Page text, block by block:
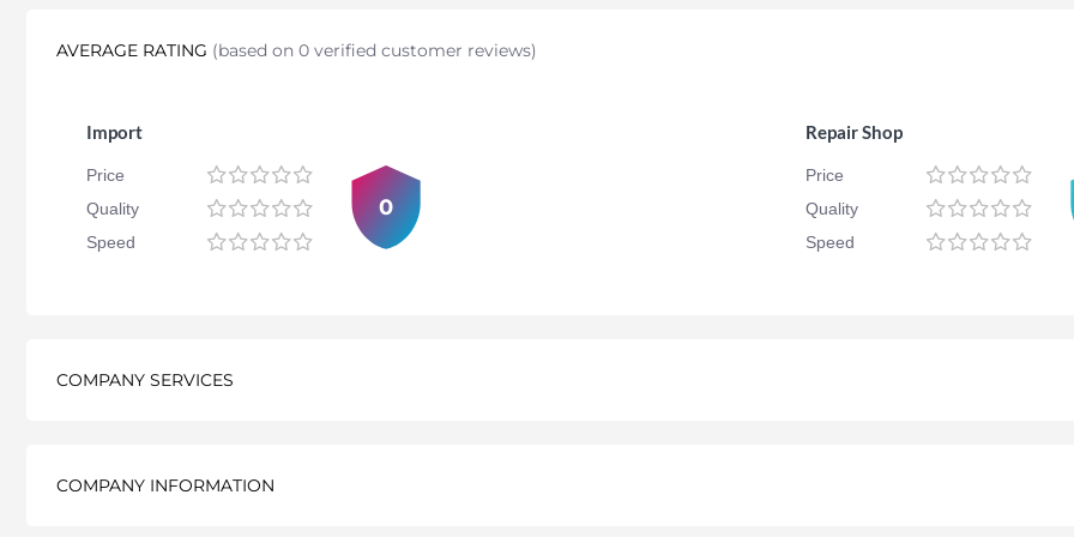
AVERAGE RATING (based on 0 verified customer reviews)
Import
Price
Quality
Speed
0
Repair Shop
Price
Quality
Speed
COMPANY SERVICES
COMPANY INFORMATION